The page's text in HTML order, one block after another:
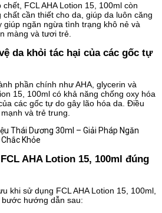
FCL AHA Lotion 15, 100ml còn
cần thiết cho da, giúp da luôn căng
ngăn ngừa tình trạng khô nẻ và
màng và tươi trẻ.
da khỏi tác hại của các gốc tự
phần chính như AHA, glycerin và
15, 100ml có khả năng chống oxy hóa
các gốc tự do gây lão hóa da. Điều
và trẻ trung.
Thái Dương 30ml – Giải Pháp Ngăn
Khỏe
AHA Lotion 15, 100ml đúng
khi sử dụng FCL AHA Lotion 15, 100ml,
hướng dẫn sau: